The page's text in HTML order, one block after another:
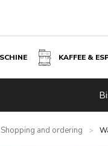
KAFFEE &
Shopping and ordering >